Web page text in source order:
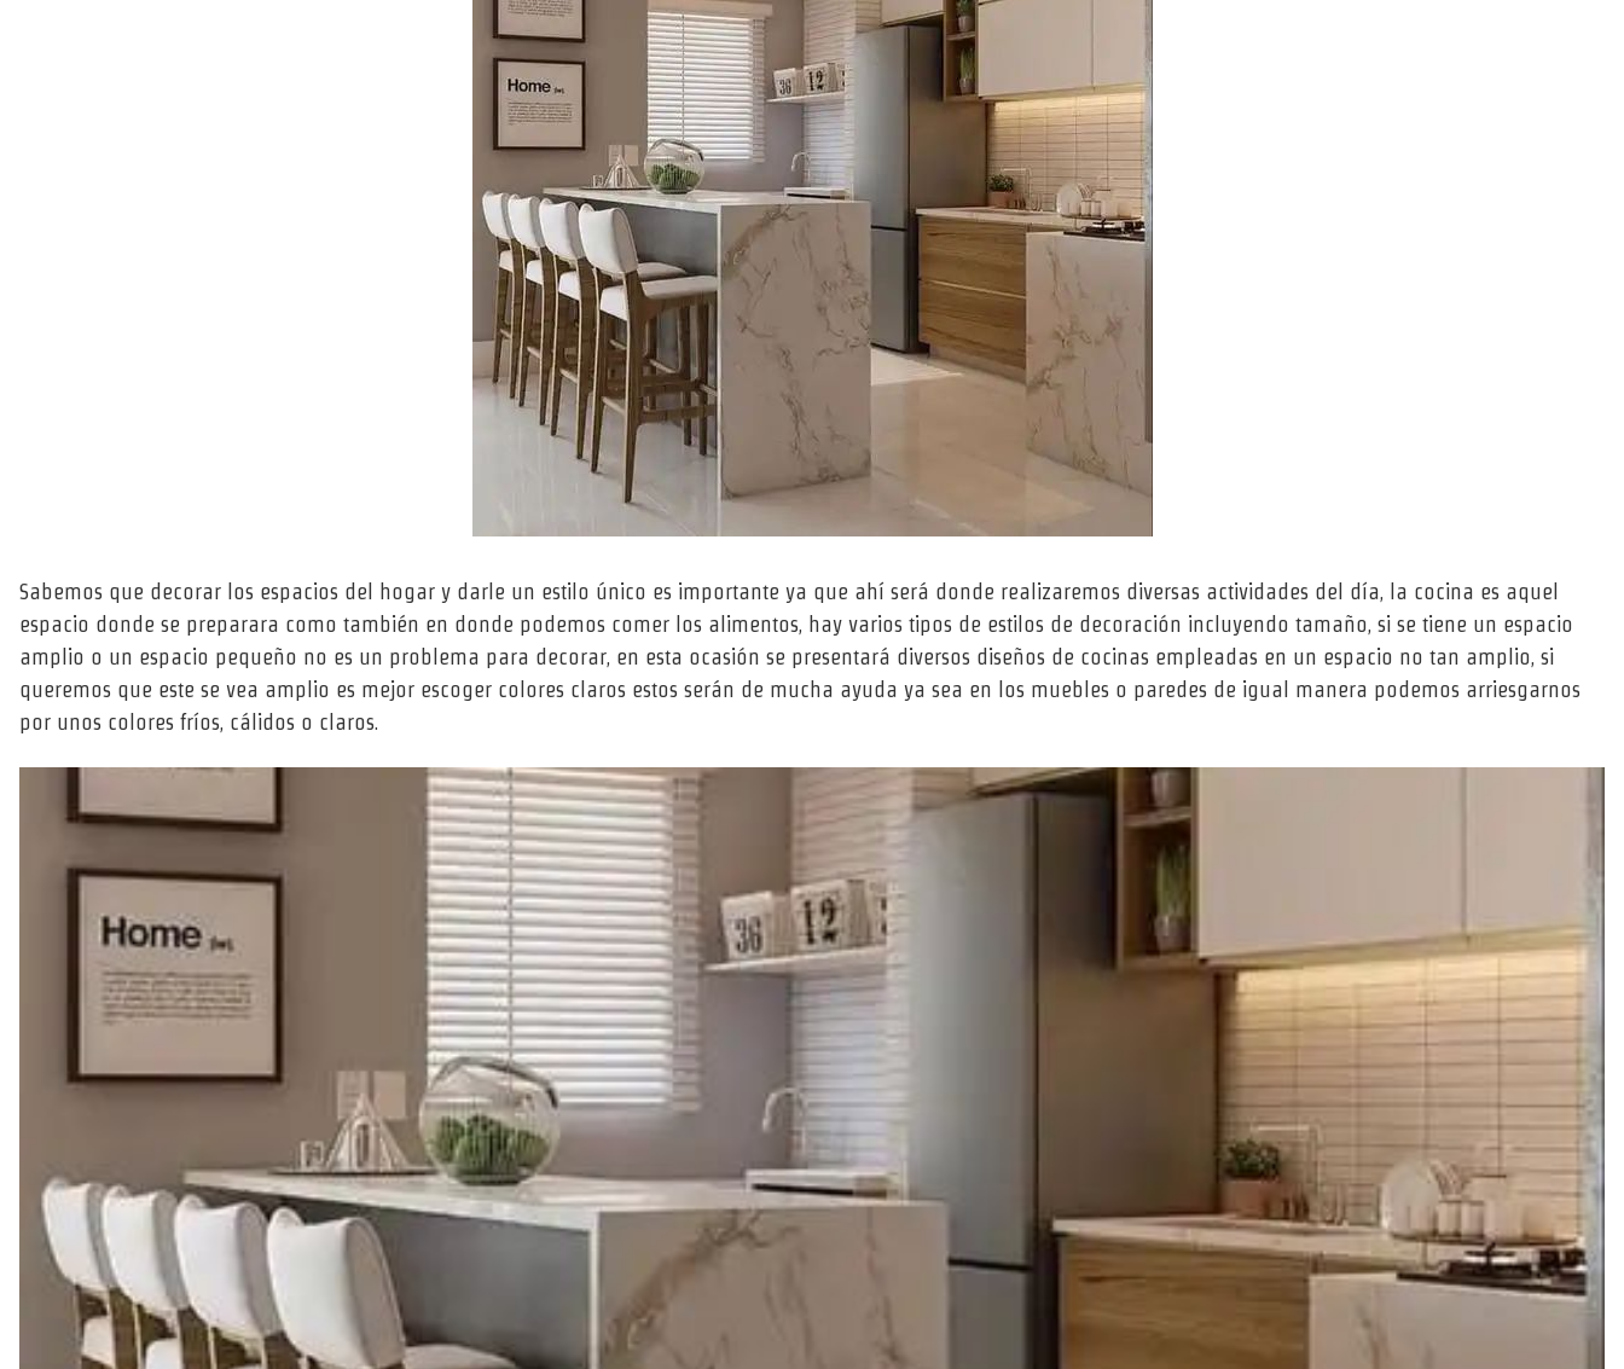
Sabemos que decorar los espacios del hogar y darle un estilo único es importante ya que ahí será donde realizaremos diversas actividades del día, la cocina es aquel
espacio donde se preparara como también en donde podemos comer los alimentos, hay varios tipos de estilos de decoración incluyendo tamaño, si se tiene un espacio
amplio o un espacio pequeño no es un problema para decorar, en esta ocasión se presentará diversos diseños de cocinas empleadas en un espacio no tan amplio, si
queremos que este se vea amplio es mejor escoger colores claros estos serán de mucha ayuda ya sea en los muebles o paredes de igual manera podemos arriesgarnos
por unos colores fríos, cálidos o claros.